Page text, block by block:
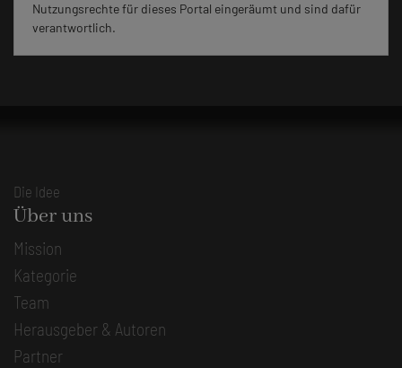
Nutzungsrechte für dieses Portal eingeräumt und sind dafür
verantwortlich.
Die Idee
Über uns
Mission
Kategorie
Team
Herausgeber & Autoren
Partner